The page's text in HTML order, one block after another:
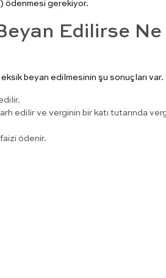
ödenmesi gerekiyor.
Edilirse Ne
beyan edilmesinin şu sonuçları var.
edilir ve verginin bir katı tutarında
ödenir.